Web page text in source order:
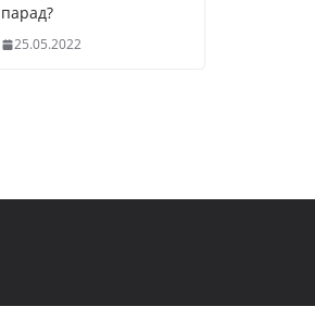
парад?
25.05.2022